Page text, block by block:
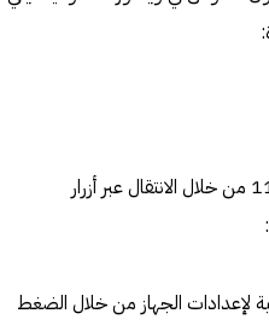
يمكن تغيير لون الماوس في ويندوز 11 من خلال الانتقال عبر أزرار
لإعدادات الجهاز من خلال الضغط